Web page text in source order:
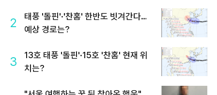
2
태풍 '돌핀'·'찬홈' 한반도 빗겨간다…
예상 경로는?
3
13호 태풍 '돌핀'·15호 '찬홈' 현재 위
치는?